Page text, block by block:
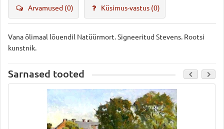
Arvamused (0) Küsimus-vastus (0)
Vana õlimaal lõuendil Natüürmort. Signeeritud Stevens. Rootsi
kunstnik.
Sarnased tooted